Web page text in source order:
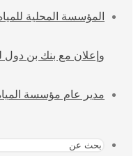
المؤسسة المحلية
وإعلان مع بنك بن دول
مدير عام مؤسسة